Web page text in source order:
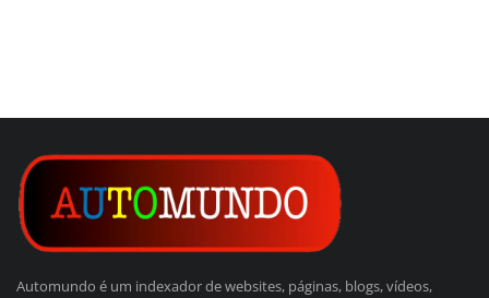
Automundo é um indexador de websites, páginas, blogs, vídeos,